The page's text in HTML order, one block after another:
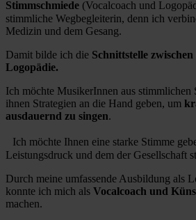
Stimmschmiede (Vocalcoach und
stimmliche Wegbegleiterin, denn ich
Medizin und dem Gesang.
Damit bilde ich die Schnittstelle zwischen
Logopädie.
Ich möchte MusikerInnen aus stimmlichen
ihnen Strategien an die Hand geben, um
ausdauernd zu singen.
Ich möchte Ihnen eine starke Stimme
Leistungsdruck und dem der Gesellschaft
Durch meine umfassende Ausbildung als
konnte ich mich als Vocalcoach und
machen.